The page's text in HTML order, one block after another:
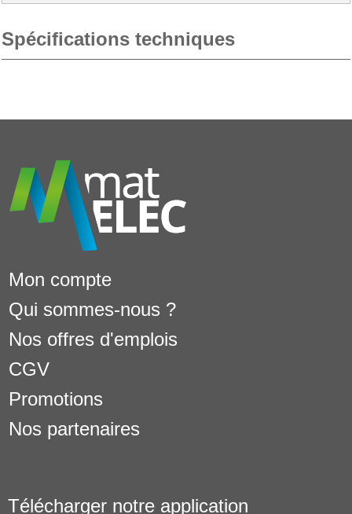
Spécifications techniques
Mon compte
Qui sommes-nous ?
Nos offres d'emplois
CGV
Promotions
Nos partenaires
Télécharger notre application